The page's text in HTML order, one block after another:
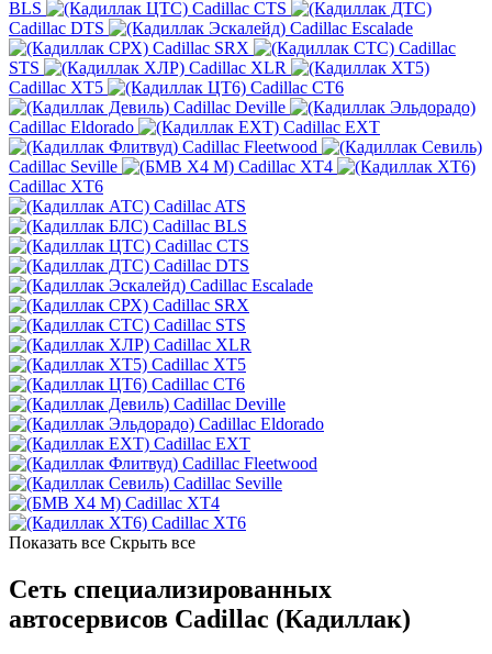
BLS
Cadillac CTS
Cadillac DTS
Cadillac Escalade
Cadillac SRX
Cadillac
STS
Cadillac XLR
Cadillac XT5
Cadillac CT6
Cadillac Deville
Cadillac Eldorado
Cadillac EXT
Cadillac Fleetwood
Cadillac Seville
Cadillac XT4
Cadillac XT6
Cadillac ATS
Cadillac BLS
Cadillac CTS
Cadillac DTS
Cadillac Escalade
Cadillac SRX
Cadillac STS
Cadillac XLR
Cadillac XT5
Cadillac CT6
Cadillac Deville
Cadillac Eldorado
Cadillac EXT
Cadillac Fleetwood
Cadillac Seville
Cadillac XT4
Cadillac XT6
Показать все Скрыть все
Сеть специализированных
автосервисов Cadillac (Кадиллак)